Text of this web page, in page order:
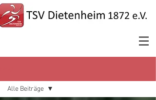
Alle Beiträge